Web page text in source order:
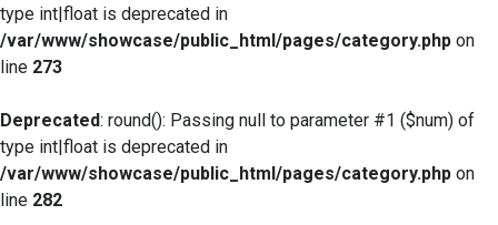
type int|float is deprecated in
/var/www/showcase/public_html/pages/category.php on
line 273
Deprecated: round(): Passing null to parameter #1 ($num) of
type int|float is deprecated in
/var/www/showcase/public_html/pages/category.php on
line 282